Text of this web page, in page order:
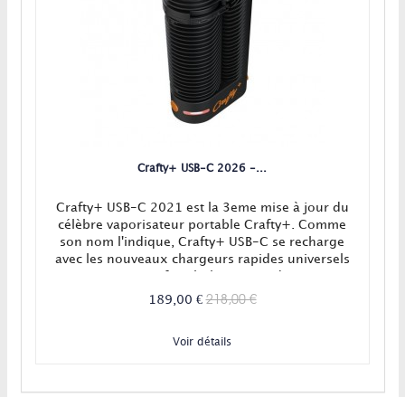
Crafty+ USB-C 2026 -...
Crafty+ USB-C 2021 est la 3eme mise à jour du
célèbre vaporisateur portable Crafty+. Comme
son nom l'indique, Crafty+ USB-C se recharge
avec les nouveaux chargeurs rapides universels
d'un nouveau bol de vaporisation avec
189,00 €218,00 €
Voir détails